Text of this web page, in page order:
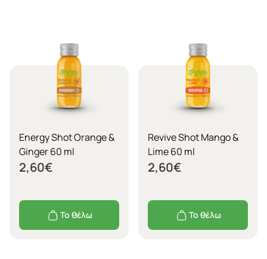
Energy Shot Orange &
Ginger 60 ml
2,60€
Το θέλω
Revive Shot Mango &
Lime 60 ml
2,60€
Το θέλω